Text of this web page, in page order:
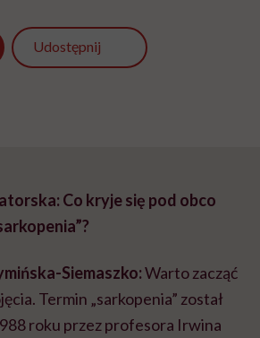
Udostępnij
Co kryje się pod obco
Siemaszko:Warto zacząć
Termin „sarkopenia” został
roku przez profesora Irwina